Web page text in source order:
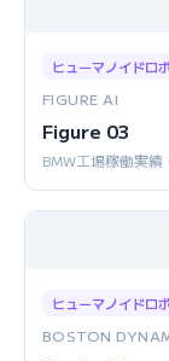
ヒューマノイドロ
FIGURE AI
Figure 03
BMW工場稼働実
ヒューマノイドロ
BOSTON